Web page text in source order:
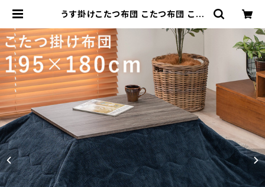
うす掛けこたつ布団 こたつ布団 こた
テイスト 冬グッズ 幅195 奥行180 |
家具テイスト